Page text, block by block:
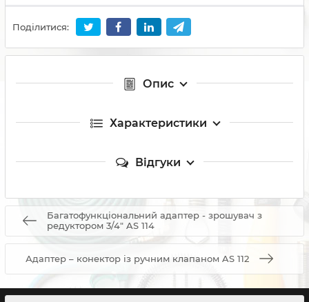
Поділитися:
Опис
Характеристики
Відгуки
Багатофункціональний адаптер - зрошувач з
редуктором 3/4" AS 114
Адаптер – конектор із ручним клапаном AS 112